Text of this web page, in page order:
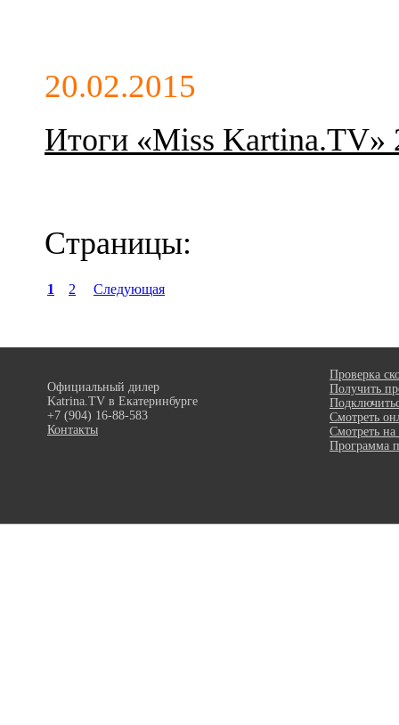
20.02.2015
Итоги «Miss Kartina.TV»
Страницы:
1 2 Следующая
Официальный дилер
Katrina.TV в Екатеринбурге
+7 (904) 16-88-583
Контакты
Проверка
Получить
Смотреть
Смотреть
Программа